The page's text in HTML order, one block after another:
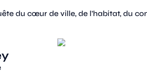
du cœur de ville, de l’habitat, du